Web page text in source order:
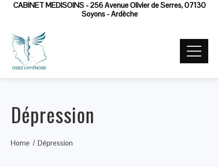
CABINET MEDISOINS - 256 Avenue Olivier de Serres, 07130
Soyons - Ardèche
Dépression
Home Dépression